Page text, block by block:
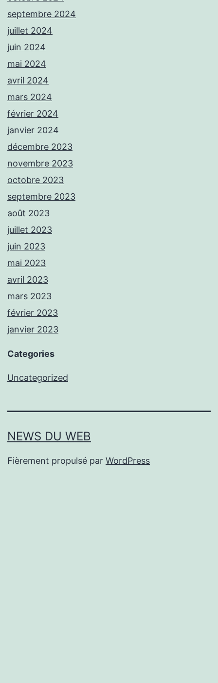
septembre 2024
juillet 2024
juin 2024
mai 2024
avril 2024
mars 2024
février 2024
janvier 2024
décembre 2023
novembre 2023
octobre 2023
septembre 2023
août 2023
juillet 2023
juin 2023
mai 2023
avril 2023
mars 2023
février 2023
janvier 2023
Categories
Uncategorized
NEWS DU WEB
Fièrement propulsé par WordPress